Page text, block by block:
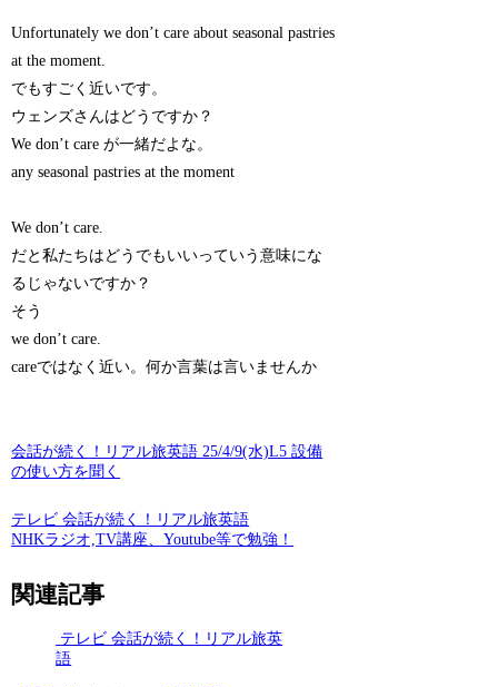
Unfortunately we don’t care about seasonal pastries
at the moment.
でもすごく近いです。
ウェンズさんはどうですか？
We don’t care が一緒だよな。
any seasonal pastries at the moment
We don’t care.
だと私たちはどうでもいいっていう意味にな
るじゃないですか？
そう
we don’t care.
careではなく近い。何か言葉は言いませんか
会話が続く！リアル旅英語 25/4/9(水)L5 設備
の使い方を聞く
テレビ 会話が続く！リアル旅英語
NHKラジオ,TV講座、Youtube等で勉強！
関連記事
テレビ 会話が続く！リアル旅英
語